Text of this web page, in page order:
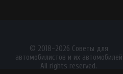
АвтоЖурнал
© 2018-2026 Советы для
автомобилистов и их автомобилей
All rights reserved.